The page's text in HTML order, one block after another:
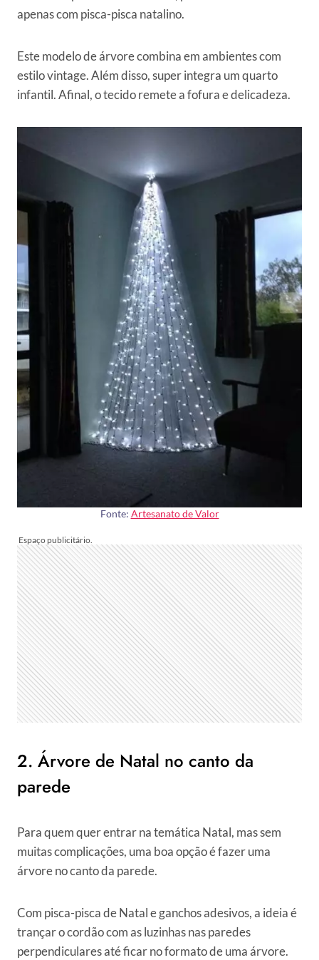
apenas com pisca-pisca natalino.
Este modelo de árvore combina em ambientes com
estilo vintage. Além disso, super integra um quarto
infantil. Afinal, o tecido remete a fofura e delicadeza.
Fonte: Artesanato de Valor
2. Árvore de Natal no canto da
parede
Para quem quer entrar na temática Natal, mas sem
muitas complicações, uma boa opção é fazer uma
árvore no canto da parede.
Com pisca-pisca de Natal e ganchos adesivos, a ideia é
trançar o cordão com as luzinhas nas paredes
perpendiculares até ficar no formato de uma árvore.